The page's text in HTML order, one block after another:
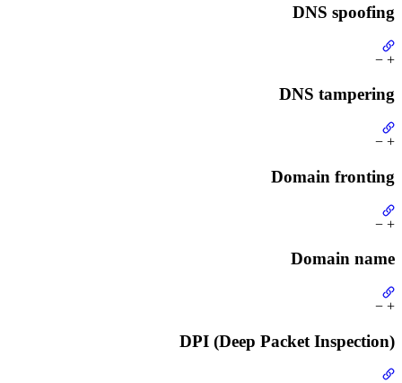
DNS spoofing
+
−
DNS tampering
+
−
Domain fronting
+
−
Domain name
+
−
DPI (Deep Packet Inspection)